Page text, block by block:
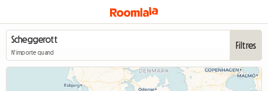
N'importe quand
Filtres